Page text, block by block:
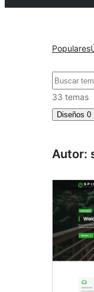
Populares
Buscar
33 temas
Diseños 0
Autor: